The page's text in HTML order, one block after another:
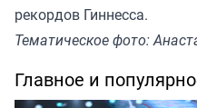
рекордов Гиннесса.
Тематическое фото:
Главное и